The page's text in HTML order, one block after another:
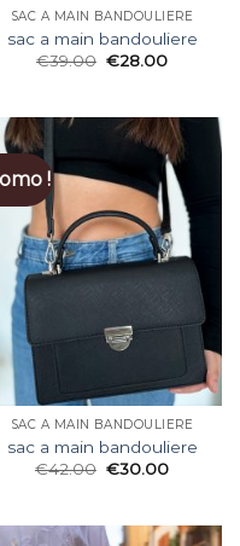
SAC A MAIN BANDOULIERE
sac a main bandouliere
€39.00 €28.00
!
SAC A MAIN BANDOULIERE
sac a main bandouliere
€42.00 €30.00